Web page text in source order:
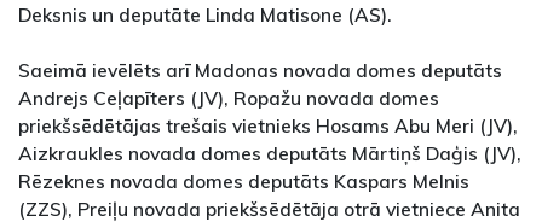
Deksnis un deputāte Linda Matisone (AS).
Saeimā ievēlēts arī Madonas novada domes deputāts
Andrejs Ceļapīters (JV), Ropažu novada domes
priekšsēdētājas trešais vietnieks Hosams Abu Meri (JV),
Aizkraukles novada domes deputāts Mārtiņš Daģis (JV),
Rēzeknes novada domes deputāts Kaspars Melnis
(ZZS), Preiļu novada priekšsēdētāja otrā vietniece Anita